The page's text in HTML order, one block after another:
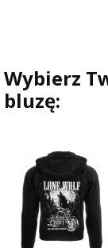
Wybierz
bluzę: